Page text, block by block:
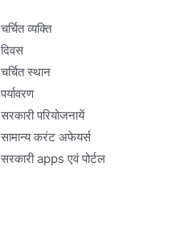
चर्चित व्यक्ति
दिवस
चर्चित स्थान
पर्यावरण
सरकारी परियोजनायें
सामान्य करंट अफेयर्स
सरकारी apps एवं पोर्टल